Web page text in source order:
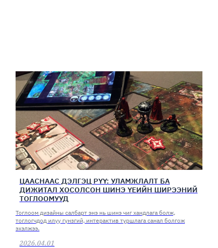
ЦААСНААС ДЭЛГЭЦ РҮҮ: УЛАМЖЛАЛТ БА
ДИЖИТАЛ ХОСОЛСОН ШИНЭ ҮЕИЙН ШИРЭЭНИЙ
ТОГЛООМУУД
Тоглоом дизайны салбарт энэ нь шинэ чиг хандлага болж,
тоглогчдод илүү гүнзгий, интерактив туршлага санал болгож
эхэлжээ.
2026.04.01